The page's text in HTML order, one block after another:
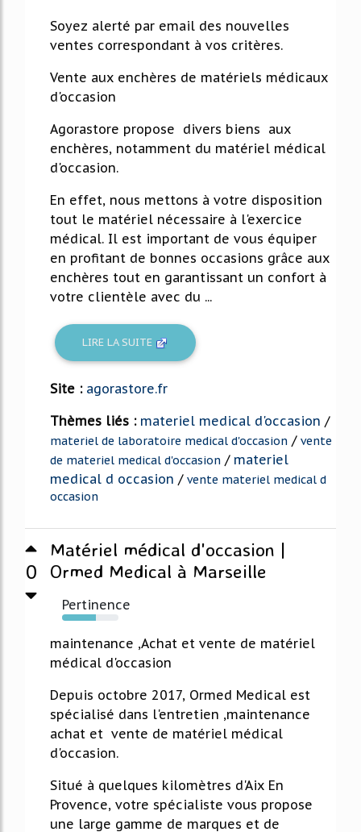
Soyez alerté par email des nouvelles
ventes correspondant à vos critères.
Vente aux enchères de matériels médicaux
d'occasion
Agorastore propose divers biens aux
enchères, notamment du matériel médical
d'occasion.
En effet, nous mettons à votre disposition
tout le matériel nécessaire à l'exercice
médical. Il est important de vous équiper
en profitant de bonnes occasions grâce aux
enchères tout en garantissant un confort à
votre clientèle avec du ...
LIRE LA SUITE
Site : agorastore.fr
Thèmes liés : materiel medical d'occasion /
materiel de laboratoire medical d'occasion / vente
de materiel medical d'occasion / materiel
medical d occasion / vente materiel medical d
occasion
0
Matériel médical d'occasion |
Ormed Medical à Marseille
Pertinence
60%
maintenance ,Achat et vente de matériel
médical d'occasion
Depuis octobre 2017, Ormed Medical est
spécialisé dans l'entretien ,maintenance
achat et vente de matériel médical
d'occasion.
Situé à quelques kilomètres d'Aix En
Provence, votre spécialiste vous propose
une large gamme de marques et de